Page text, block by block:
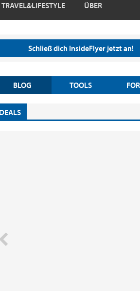
TRAVEL&LIFESTYLE ÜBER
Schließ dich InsideFlyer jetzt an!
BLOG TOOLS
DEALS